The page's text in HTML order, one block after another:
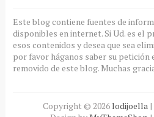
Este blog contiene fuentes de
disponibles en internet. Si Ud. es el
esos contenidos y desea que sea
por favor háganos saber su petición
removido de este blog. Muchas
Copyright © 2026 lodijoella|